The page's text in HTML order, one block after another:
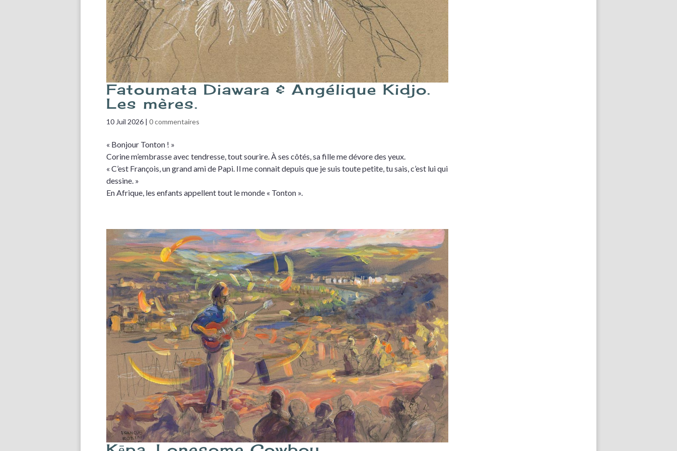
Fatoumata Diawara & Angélique Kidjo.
Les mères.
10 Juil 2026 |0 commentaires
« Bonjour Tonton ! »
Corine m’embrasse avec tendresse, tout sourire. À ses côtés, sa fille me dévore des yeux.
« C’est François, un grand ami de Papi. Il me connait depuis que je suis toute petite, tu sais, c’est lui qui
dessine. »
En Afrique, les enfants appellent tout le monde « Tonton ».